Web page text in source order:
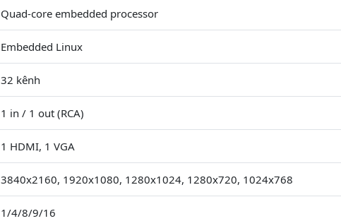
Quad-core embedded processor
Embedded Linux
32 kênh
1 in / 1 out (RCA)
1 HDMI, 1 VGA
3840x2160, 1920x1080, 1280x1024, 1280x720, 1024x768
1/4/8/9/16